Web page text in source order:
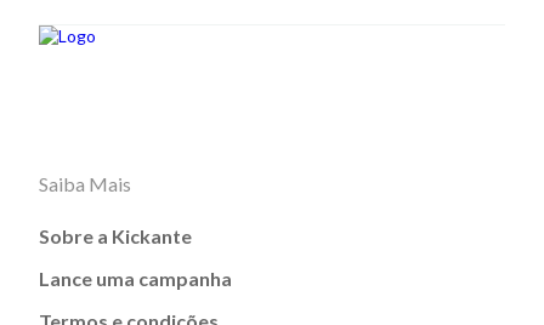
Saiba Mais
Sobre a Kickante
Lance uma campanha
Termos e condições